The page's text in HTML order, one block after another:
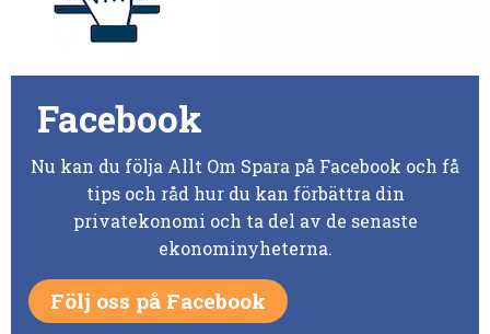
Facebook
Nu kan du följa Allt Om Spara på Facebook och få
tips och råd hur du kan förbättra din
privatekonomi och ta del av de senaste
ekonominyheterna.
Följ oss på Facebook